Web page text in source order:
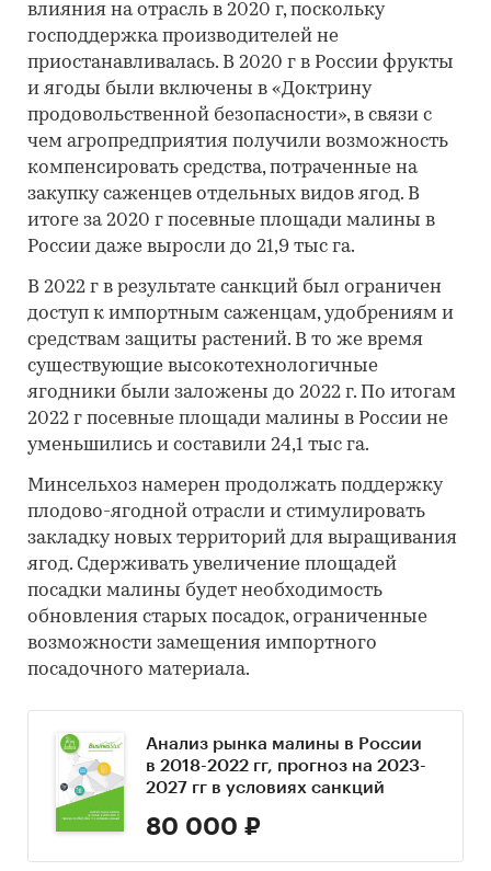
влияния на отрасль в 2020 г, поскольку
господдержка производителей не
приостанавливалась. В 2020 г в России фрукты
и ягоды были включены в «Доктрину
продовольственной безопасности», в связи с
чем агропредприятия получили возможность
компенсировать средства, потраченные на
закупку саженцев отдельных видов ягод. В
итоге за 2020 г посевные площади малины в
России даже выросли до 21,9 тыс га.
В 2022 г в результате санкций был ограничен
доступ к импортным саженцам, удобрениям и
средствам защиты растений. В то же время
существующие высокотехнологичные
ягодники были заложены до 2022 г. По итогам
2022 г посевные площади малины в России не
уменьшились и составили 24,1 тыс га.
Минсельхоз намерен продолжать поддержку
плодово-ягодной отрасли и стимулировать
закладку новых территорий для выращивания
ягод. Сдерживать увеличение площадей
посадки малины будет необходимость
обновления старых посадок, ограниченные
возможности замещения импортного
посадочного материала.
Анализ рынка малины в России
в 2018-2022 гг, прогноз на 2023-
2027 гг в условиях санкций
80 000 ₽